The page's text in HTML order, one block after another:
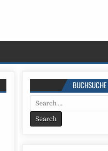
BUCHSUCHE
Search
for: